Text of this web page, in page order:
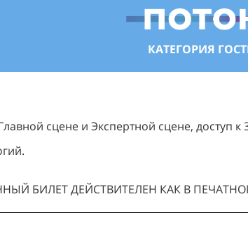
КАТЕГОРИЯ
сцене и Экспертной сцене, доступ к
БИЛЕТ ДЕЙСТВИТЕЛЕН КАК В